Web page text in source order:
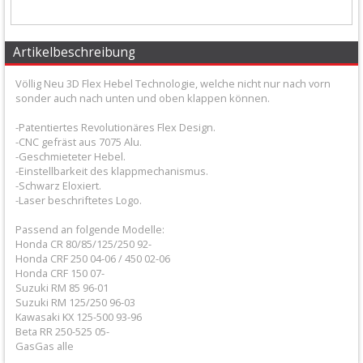
Filter
&
Schmierstoffe
Hebel
/
Armaturen
Flexhebel-
Sets
Heißstarthebel
Artikelbeschreibung
Völlig Neu 3D Flex Hebel Technologie, welche nicht nur nach vorn
sonder auch nach unten und oben klappen können.
-Patentiertes Revolutionäres Flex Design.
-CNC gefräst aus 7075 Alu.
-Geschmieteter Hebel.
-Einstellbarkeit des klappmechanismus.
-Schwarz Eloxiert.
-Laser beschriftetes Logo.
Passend an folgende Modelle:
Honda CR 80/85/125/250 92-
Honda CRF 250 04-06 / 450 02-06
Honda CRF 150 07-
Suzuki RM 85 96-01
Suzuki RM 125/250 96-03
Kawasaki KX 125-500 93-96
Beta RR 250-525 05-
GasGas alle